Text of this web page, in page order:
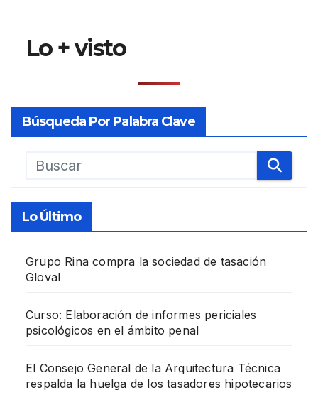
Lo + visto
Búsqueda Por Palabra Clave
Lo Último
Grupo Rina compra la sociedad de tasación
Gloval
Curso: Elaboración de informes periciales
psicológicos en el ámbito penal
El Consejo General de la Arquitectura Técnica
respalda la huelga de los tasadores hipotecarios